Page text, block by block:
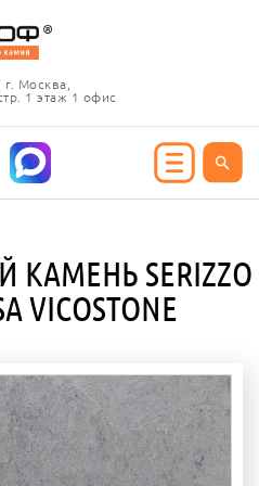
Москва,
1 этаж 1 офис
SERIZZO
VICOSTONE